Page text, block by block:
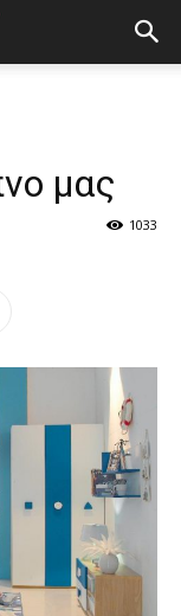
μας
1033